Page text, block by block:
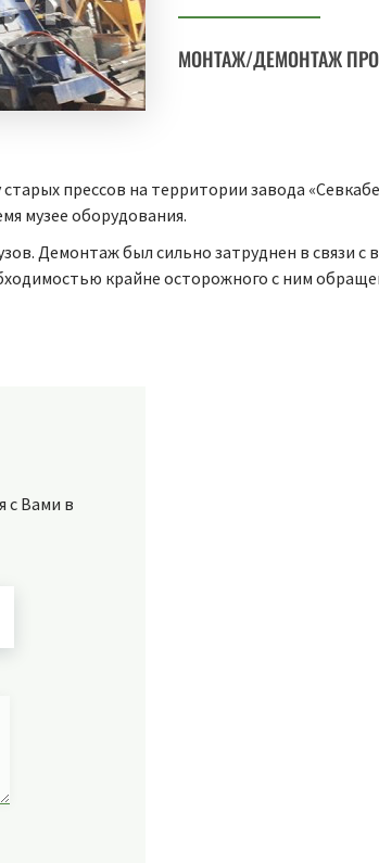
МОНТАЖ/ДЕМОНТАЖ
прессов на территории завода
музее оборудования.
Демонтаж был сильно затруднен в связи с
крайне осторожного с ним
с Вами в